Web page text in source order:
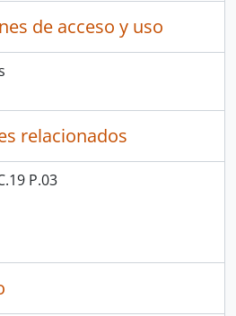
de acceso y uso
relacionados
P.03